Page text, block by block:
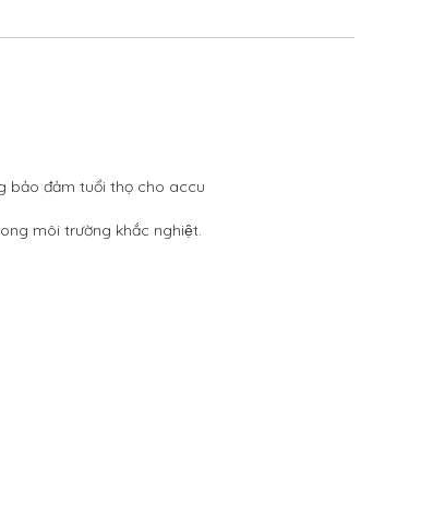
bảo đảm tuổi thọ cho accu
môi trường khắc nghiệt.